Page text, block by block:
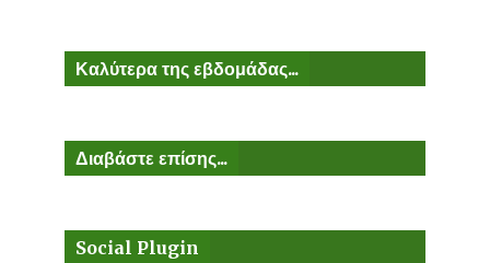
Καλύτερα της εβδομάδας...
Διαβάστε επίσης...
Social Plugin